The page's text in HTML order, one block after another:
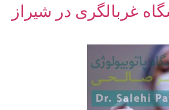
غربالگری در شیراز